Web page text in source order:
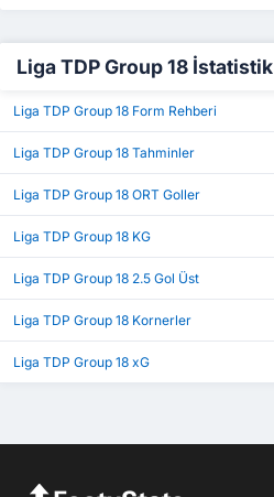
Liga TDP Group 18 İstatistik
Liga TDP Group 18 Form Rehberi
Liga TDP Group 18 Tahminler
Liga TDP Group 18 ORT Goller
Liga TDP Group 18 KG
Liga TDP Group 18 2.5 Gol Üst
Liga TDP Group 18 Kornerler
Liga TDP Group 18 xG